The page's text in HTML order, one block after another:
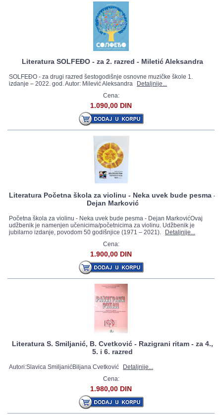
Literatura SOLFEĐO - za 2. razred - Miletić Aleksandra
SOLFEĐO - za drugi razred šestogodišnje osnovne muzičke škole 1.
izdanje – 2022. god. Autor: Milević Aleksandra
Detaljnije...
Cena:
1.090,00 DIN
Literatura Početna škola za violinu - Neka uvek bude pesma -
Dejan Marković
Početna škola za violinu - Neka uvek bude pesma - Dejan MarkovićOvaj
udžbenik je namenjen učenicima/početnicima za violinu. Udžbenik je
jubilarno izdanje, povodom 50 godišnjice (1971 – 2021).
Detaljnije...
Cena:
1.900,00 DIN
Literatura S. Smiljanić, B. Cvetković - Razigrani ritam - za 4.,
5. i 6. razred
Autori:Slavica SmiljanićBiljana Cvetković
Detaljnije...
Cena:
1.980,00 DIN